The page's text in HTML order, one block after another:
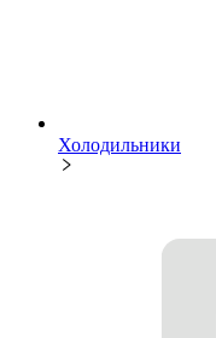
Холодильники